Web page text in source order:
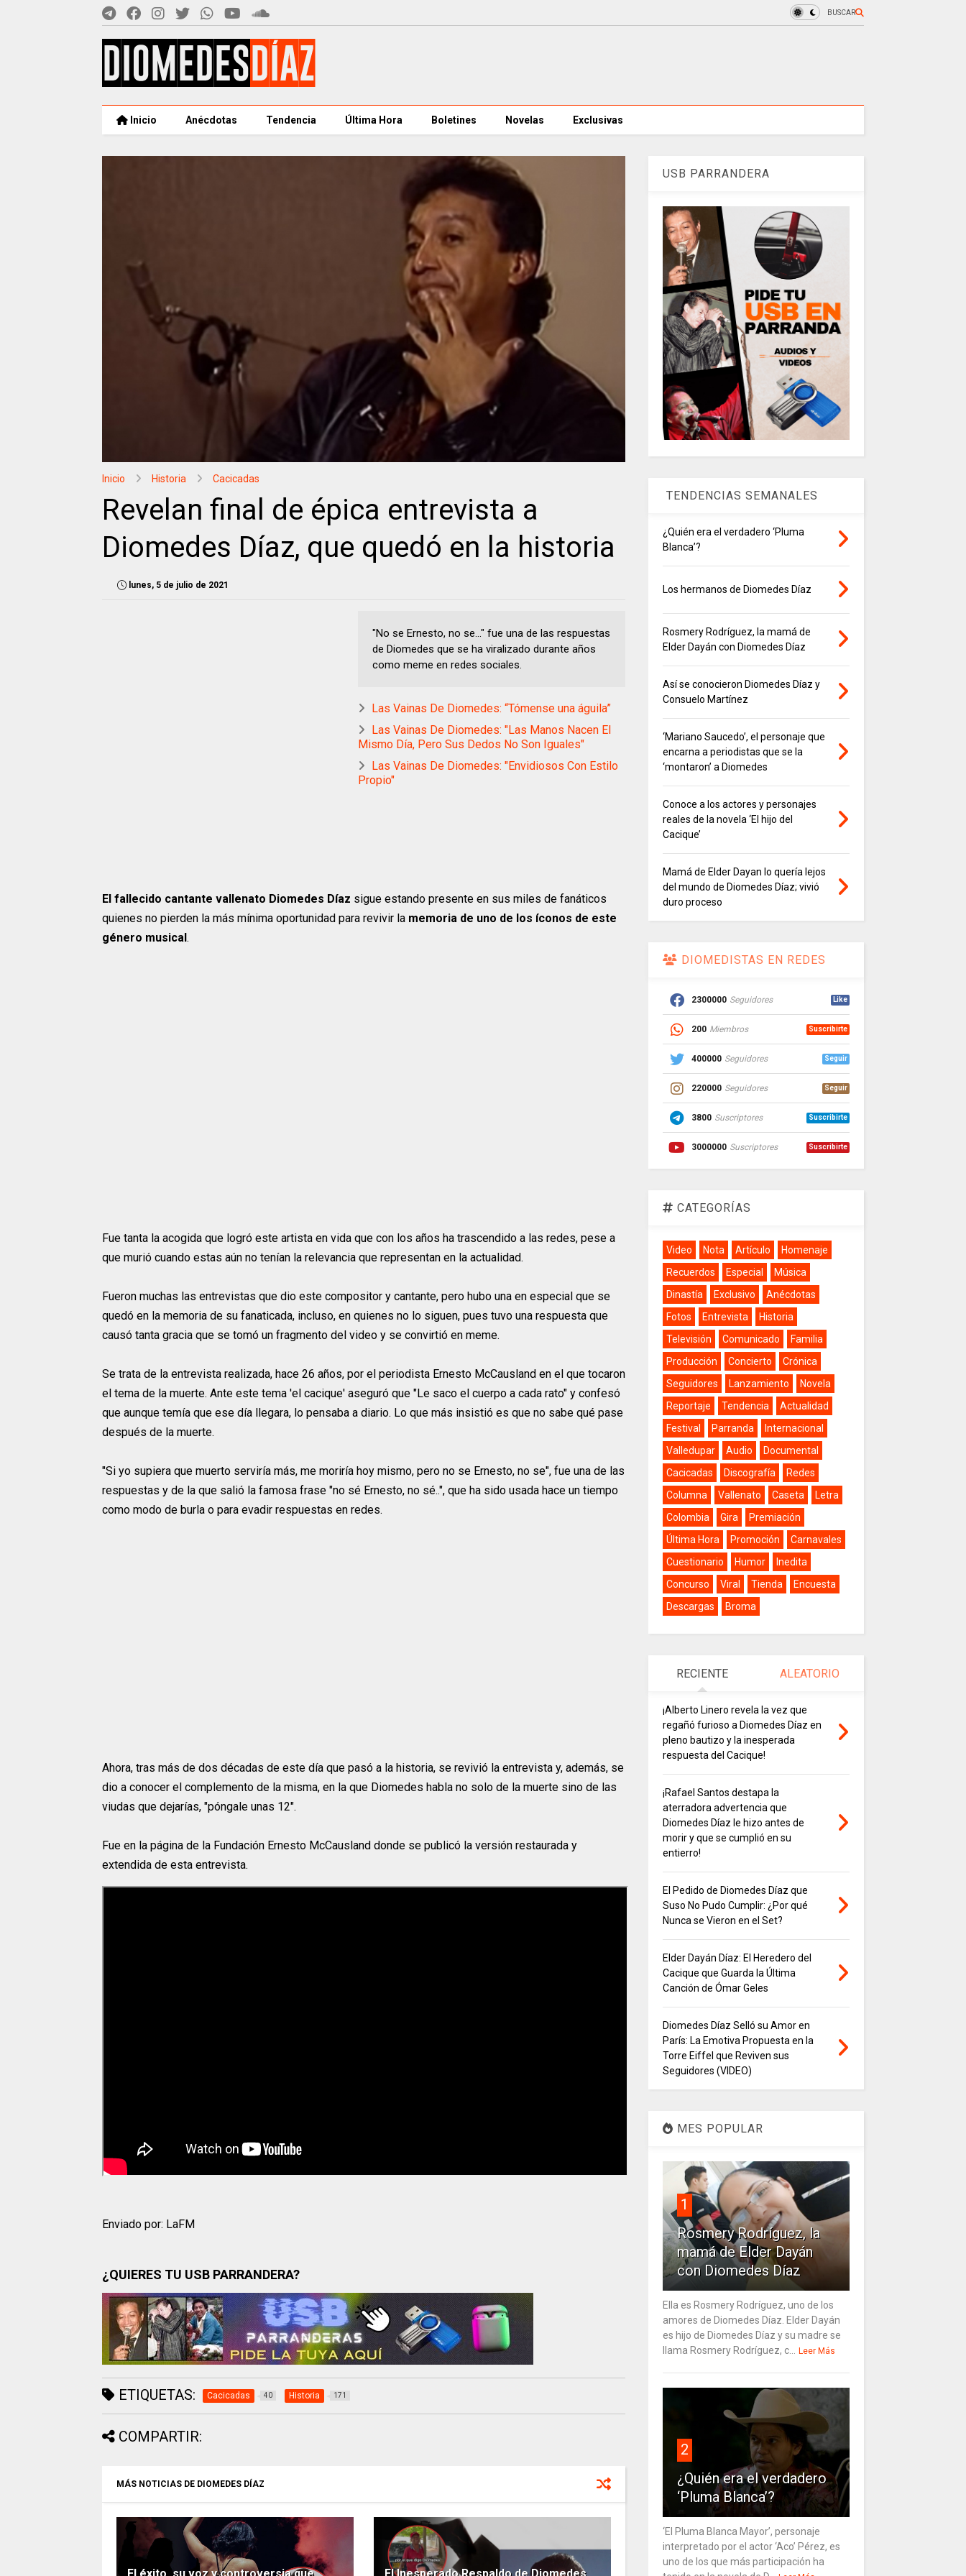
BUSCAR
Inicio Anécdotas Tendencia Última Hora Boletines Novelas Exclusivas
Inicio Historia Cacicadas
Revelan final de épica entrevista a
Diomedes Díaz, que quedó en la historia
lunes, 5 de julio de 2021
"No se Ernesto, no se..." fue una de las respuestas
de Diomedes que se ha viralizado durante años
como meme en redes sociales.
Las Vainas De Diomedes: “Tómense una águila”
Las Vainas De Diomedes: "Las Manos Nacen El
Mismo Día, Pero Sus Dedos No Son Iguales"
Las Vainas De Diomedes: "Envidiosos Con Estilo
Propio"
El fallecido cantante vallenato Diomedes Díaz sigue estando presente en sus miles de fanáticos
quienes no pierden la más mínima oportunidad para revivir la memoria de uno de los íconos de este
género musical.
Fue tanta la acogida que logró este artista en vida que con los años ha trascendido a las redes, pese a
que murió cuando estas aún no tenían la relevancia que representan en la actualidad.
Fueron muchas las entrevistas que dio este compositor y cantante, pero hubo una en especial que se
quedó en la memoria de su fanaticada, incluso, en quienes no lo siguen, pues tuvo una respuesta que
causó tanta gracia que se tomó un fragmento del video y se convirtió en meme.
Se trata de la entrevista realizada, hace 26 años, por el periodista Ernesto McCausland en el que tocaron
el tema de la muerte. Ante este tema 'el cacique' aseguró que "Le saco el cuerpo a cada rato" y confesó
que aunque temía que ese día llegara, lo pensaba a diario. Lo que más insistió es que no sabe qué pase
después de la muerte.
"Si yo supiera que muerto serviría más, me moriría hoy mismo, pero no se Ernesto, no se", fue una de las
respuestas y de la que salió la famosa frase "no sé Ernesto, no sé..", que ha sido usada hace un tiempo
como modo de burla o para evadir respuestas en redes.
Ahora, tras más de dos décadas de este día que pasó a la historia, se revivió la entrevista y, además, se
dio a conocer el complemento de la misma, en la que Diomedes habla no solo de la muerte sino de las
viudas que dejarías, "póngale unas 12".
Fue en la página de la Fundación Ernesto McCausland donde se publicó la versión restaurada y
extendida de esta entrevista.
Enviado por: LaFM
¿QUIERES TU USB PARRANDERA?
ETIQUETAS: Cacicadas 40 Historia 171
COMPARTIR:
MÁS NOTICIAS DE DIOMEDES DÍAZ
El éxito, su voz y controversia que El Inesperado Respaldo de Diomedes
USB PARRANDERA
TENDENCIAS SEMANALES
¿Quién era el verdadero ‘Pluma
Blanca’?
Los hermanos de Diomedes Díaz
Rosmery Rodríguez, la mamá de
Elder Dayán con Diomedes Díaz
Así se conocieron Diomedes Díaz y
Consuelo Martínez
‘Mariano Saucedo’, el personaje que
encarna a periodistas que se la
‘montaron’ a Diomedes
Conoce a los actores y personajes
reales de la novela ‘El hijo del
Cacique’
Mamá de Elder Dayan lo quería lejos
del mundo de Diomedes Díaz; vivió
duro proceso
DIOMEDISTAS EN REDES
2300000 Seguidores Like
200 Miembros Suscribirte
400000 Seguidores Seguir
220000 Seguidores Seguir
3800 Suscriptores Suscribirte
3000000 Suscriptores Suscribirte
CATEGORÍAS
Video Nota Artículo
Homenaje
Recuerdos
Especial
Música
Dinastía
Exclusivo
Anécdotas
Fotos
Entrevista
Historia
Televisión
Comunicado
Familia
Producción
Concierto
Crónica
Seguidores
Lanzamiento
Novela
Reportaje
Tendencia
Actualidad
Festival
Parranda
Internacional
Valledupar
Audio
Documental
Cacicadas
Discografía
Redes
Columna
Vallenato Caseta
Letra
Colombia
Gira
Premiación
Última Hora
Promoción
Carnavales
Cuestionario
Humor
Inedita
Concurso
Viral Tienda
Encuesta
Descargas
Broma
RECIENTE ALEATORIO
¡Alberto Linero revela la vez que
regañó furioso a Diomedes Díaz en
pleno bautizo y la inesperada
respuesta del Cacique!
¡Rafael Santos destapa la
aterradora advertencia que
Diomedes Díaz le hizo antes de
morir y que se cumplió en su
entierro!
El Pedido de Diomedes Díaz que
Suso No Pudo Cumplir: ¿Por qué
Nunca se Vieron en el Set?
Elder Dayán Díaz: El Heredero del
Cacique que Guarda la Última
Canción de Ómar Geles
Diomedes Díaz Selló su Amor en
París: La Emotiva Propuesta en la
Torre Eiffel que Reviven sus
Seguidores (VIDEO)
MES POPULAR
1
Rosmery Rodríguez, la
mamá de Elder Dayán
con Diomedes Díaz
Ella es Rosmery Rodríguez, uno de los
amores de Diomedes Díaz. Elder Dayán
es hijo de Diomedes Díaz y su madre se
llama Rosmery Rodríguez, c... Leer Más
2
¿Quién era el verdadero
‘Pluma Blanca’?
‘El Pluma Blanca Mayor’, personaje
interpretado por el actor ‘Aco’ Pérez, es
uno de los que más participación ha